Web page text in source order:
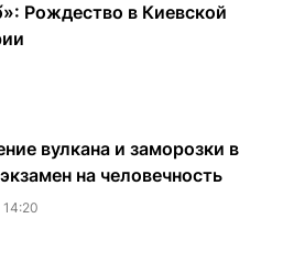
Рождество в Киевской
вулкана и заморозки в
на человечность
14:20